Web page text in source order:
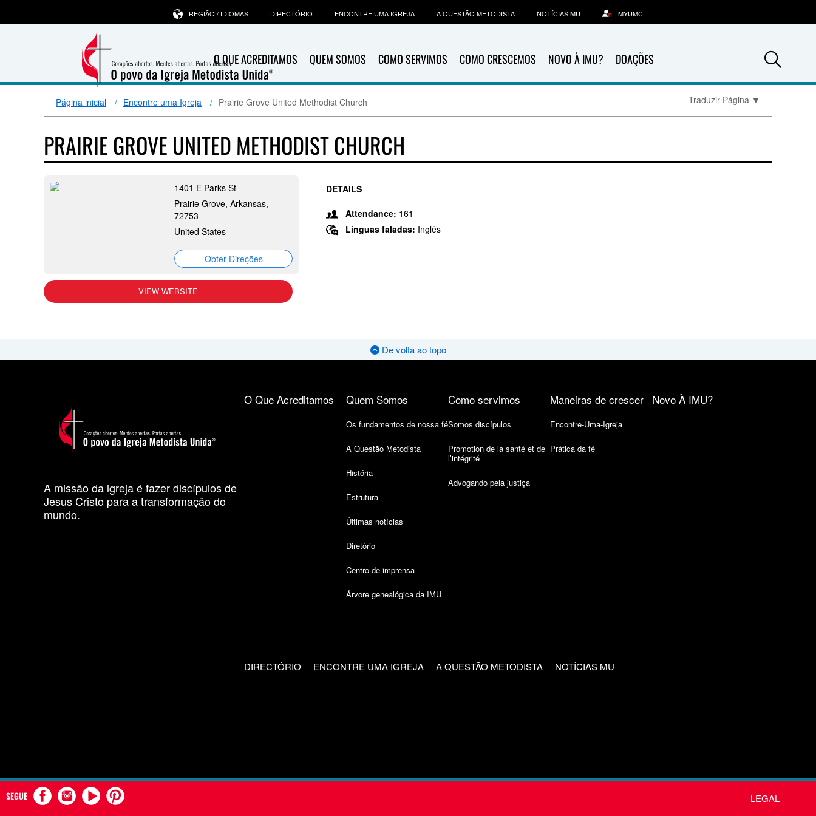
O QUE ACREDITAMOS QUEM SOMOS COMO SERVIMOS COMO CRESCEMOS NOVO À IMU? DOAÇÕES
REGIÃO / IDIOMAS DIRECTÓRIO ENCONTRE UMA IGREJA A QUESTÃO METODISTA NOTÍCIAS MU MYUMC
Página inicial Encontre uma Igreja Prairie Grove United Methodist Church Traduzir Página ▼
PRAIRIE GROVE UNITED METHODIST CHURCH
1401 E Parks St
Prairie Grove, Arkansas,
72753
United States
Obter Direções
VIEW WEBSITE
DETAILS
Attendance: 161
Línguas faladas: Inglês
De volta ao topo
A missão da igreja é fazer discípulos de
Jesus Cristo para a transformação do
mundo.
O Que Acreditamos Quem Somos
Os fundamentos de nossa fé
A Questão Metodista
História
Estrutura
Últimas notícias
Diretório
Centro de imprensa
Árvore genealógica da IMU
Como servimos
Somos discípulos
Promotion de la santé et de
l’intégrité
Advogando pela justiça
Maneiras de crescer
Encontre-Uma-Igreja
Prática da fé
Novo À IMU?
DIRECTÓRIO ENCONTRE UMA IGREJA A QUESTÃO METODISTA NOTÍCIAS MU
SEGUE LEGAL